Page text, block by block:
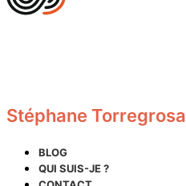
Stéphane Torregrosa
BLOG
QUI SUIS-JE ?